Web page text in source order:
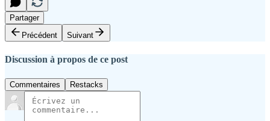
Partager
Précédent
Suivant
Discussion à propos de ce post
Commentaires Restacks